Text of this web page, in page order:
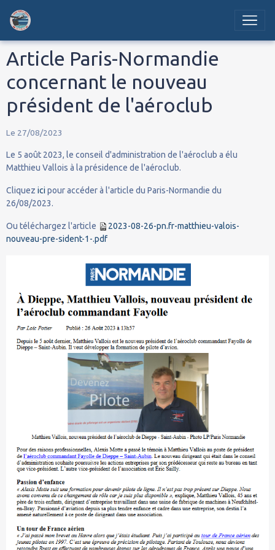
Article Paris-Normandie
concernant le nouveau
président de l'aéroclub
Le 27/08/2023
Le 5 août 2023, le conseil d'administration de l'aéroclub a élu
Matthieu Vallois à la présidence de l'aéroclub.
Cliquez ici pour accéder à l'article du Paris-Normandie du
26/08/2023.
Ou téléchargez l'article
2023-08-26-pn.fr-matthieu-valois-
nouveau-pre-sident-1-.pdf